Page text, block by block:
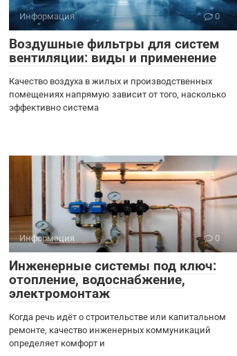
Информация 0
Воздушные фильтры для систем
вентиляции: виды и применение
Качество воздуха в жилых и производственных
помещениях напрямую зависит от того, насколько
эффективно система
Информация 0
Инженерные системы под ключ:
отопление, водоснабжение,
электромонтаж
Когда речь идёт о строительстве или капитальном
ремонте, качество инженерных коммуникаций
определяет комфорт и